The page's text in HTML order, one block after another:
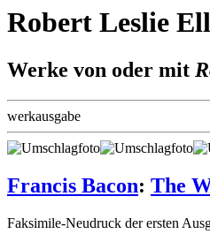
Robert Leslie
Werke von oder mit
werkausgabe
Francis Bacon: The
Faksimile-Neudruck der ersten